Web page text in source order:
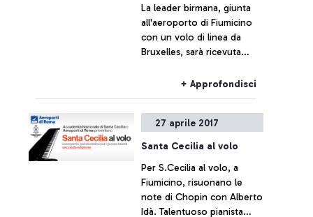
La leader birmana, giunta
all'aeroporto di Fiumicino
con un volo di linea da
Bruxelles, sarà ricevuta
in Vaticano, da Papa
Francesco.
+ Approfondisci
27 aprile 2017
Santa Cecilia al volo
Per S.Cecilia al volo, a
Fiumicino, risuonano le
note di Chopin con Alberto
Idà. Talentuoso pianista